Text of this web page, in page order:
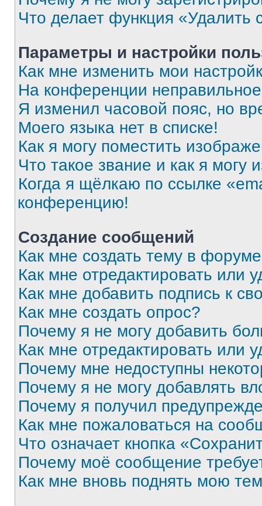
Что делает функция «Удалить
Параметры и настройки
Как мне изменить мои
На конференции
Я изменил часовой пояс, но
Моего языка нет в списке!
Как я могу поместить
Что такое звание и как я могу
Когда я щёлкаю по ссылке
конференцию!
Создание сообщений
Как мне создать тему в
Как мне отредактировать или
Как мне добавить подпись к
Как мне создать опрос?
Почему я не могу добавить
Как мне отредактировать или
Почему мне недоступны
Почему я не могу добавлять
Почему я получил
Как мне пожаловаться на
Что означает кнопка
Почему моё сообщение
Как мне вновь поднять мою